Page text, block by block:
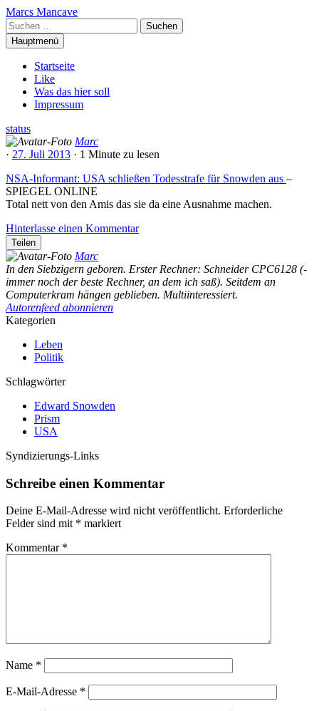
Zum
Inhalt
springen
Marcs Mancave
Suchen
nach:
Hauptmenü
Startseite
Like
Was das hier soll
Impressum
status
Marc
· 27. Juli 2013 · 1 Minute zu lesen
NSA-Informant: USA schließen Todesstrafe für Snowden aus –
SPIEGEL ONLINE
Total nett von den Amis das sie da eine Ausnahme machen.
Hinterlasse einen Kommentar
Teilen
Marc
In den Siebzigern geboren. Erster Rechner: Schneider CPC6128 (-
immer noch der beste Rechner, an dem ich saß). Seitdem an
Computerkram hängen geblieben. Multiinteressiert.
Autorenfeed abonnieren
Kategorien
Leben
Politik
Schlagwörter
Edward Snowden
Prism
USA
Syndizierungs-Links
Schreibe einen Kommentar
Deine E-Mail-Adresse wird nicht veröffentlicht. Erforderliche
Felder sind mit * markiert
Kommentar *
Name *
E-Mail-Adresse *